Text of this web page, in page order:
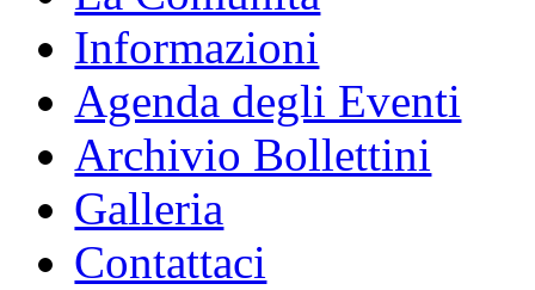
Informazioni
Agenda degli Eventi
Archivio Bollettini
Galleria
Contattaci